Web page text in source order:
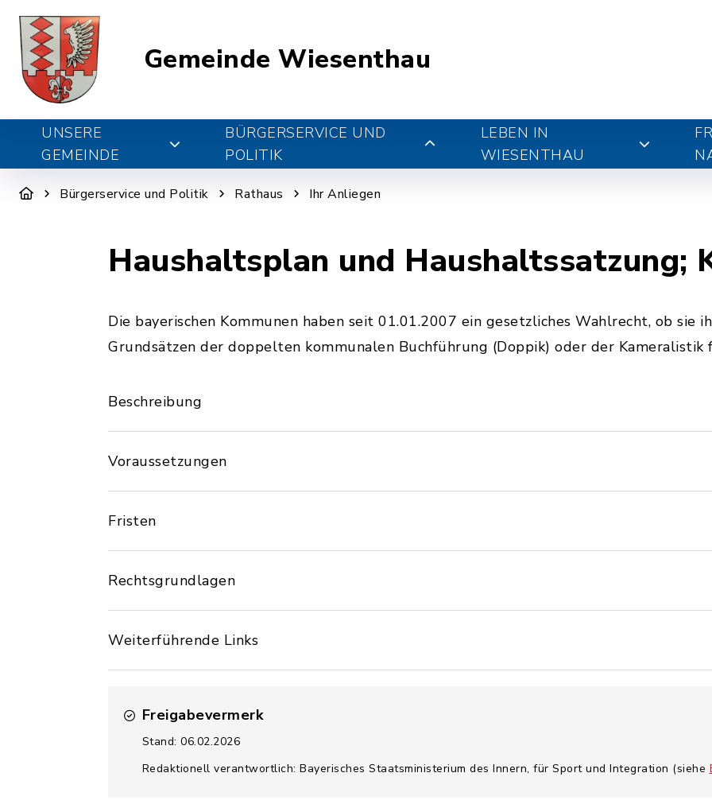
Gemeinde Wiesenthau
UNSERE
GEMEINDE
BÜRGERSERVICE UND
POLITIK
LEBEN IN
WIESENTHAU
Bürgerservice und Politik Rathaus Ihr Anliegen
Haushaltsplan und Haushaltssatzung;
Die bayerischen Kommunen haben seit 01.01.2007 ein gesetzliches Wahlrecht, ob sie
Grundsätzen der doppelten kommunalen Buchführung (Doppik) oder der Kameralistik
Beschreibung
Voraussetzungen
Fristen
Rechtsgrundlagen
Weiterführende Links
Freigabevermerk
Stand: 06.02.2026
Redaktionell verantwortlich: Bayerisches Staatsministerium des Innern, für Sport und Integration (siehe